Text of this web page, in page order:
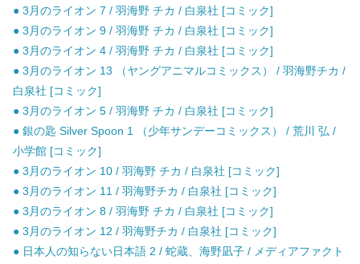
● 3月のライオン 7 / 羽海野 チカ / 白泉社 [コミック]
● 3月のライオン 9 / 羽海野 チカ / 白泉社 [コミック]
● 3月のライオン 4 / 羽海野 チカ / 白泉社 [コミック]
● 3月のライオン 13 （ヤングアニマルコミックス） / 羽海野チカ /
白泉社 [コミック]
● 3月のライオン 5 / 羽海野 チカ / 白泉社 [コミック]
● 銀の匙 Silver Spoon 1 （少年サンデーコミックス） / 荒川 弘 /
小学館 [コミック]
● 3月のライオン 10 / 羽海野 チカ / 白泉社 [コミック]
● 3月のライオン 11 / 羽海野チカ / 白泉社 [コミック]
● 3月のライオン 8 / 羽海野 チカ / 白泉社 [コミック]
● 3月のライオン 12 / 羽海野チカ / 白泉社 [コミック]
● 日本人の知らない日本語 2 / 蛇蔵、海野凪子 / メディアファクト